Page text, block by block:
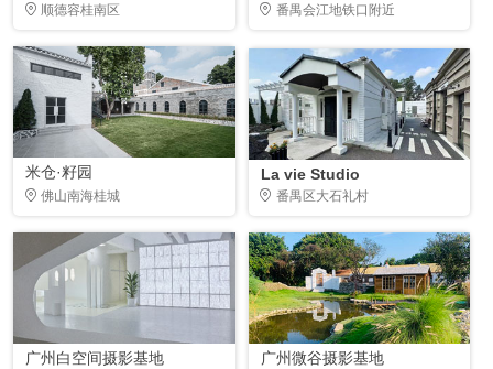
顺德容桂南区 番禺会江地铁口附近
米仓·籽园
佛山南海桂城
La vie Studio
番禺区大石礼村
广州白空间摄影基地 广州微谷摄影基地